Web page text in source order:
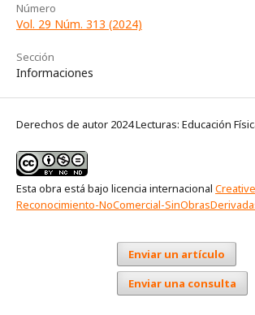
Número
Vol. 29 Núm. 313 (2024)
Sección
Informaciones
Derechos de autor 2024 Lecturas: Educación
Esta obra está bajo licencia internacional
Reconocimiento-NoComercial-
Enviar un artículo
Enviar una consulta